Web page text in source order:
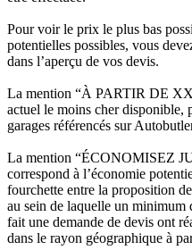
Pour voir le prix le plus bas
potentielles possibles, vous
dans l’aperçu de vos devis.
La mention “À PARTIR DE
actuel le moins cher disponible,
garages référencés sur
La mention “ÉCONOMISEZ
correspond à l’économie
fourchette entre la proposition
au sein de laquelle un minimum
fait une demande de devis ont
dans le rayon géographique à